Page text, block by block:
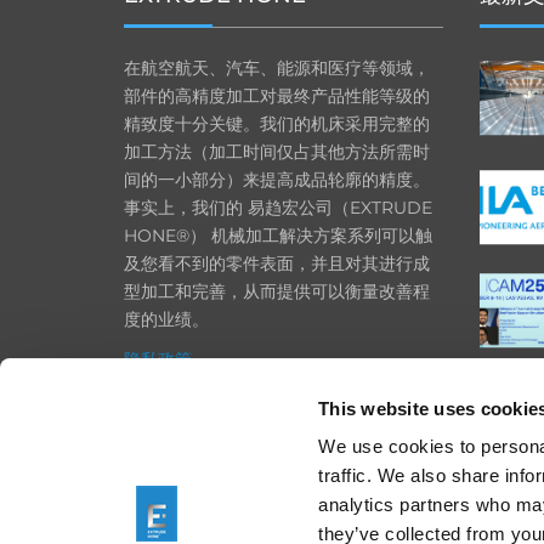
This website uses
We use cookies to
traffic. We also share
analytics partners who
they’ve collected from
在航空航天、汽车、能源和医疗等领域，
部件的高精度加工对最终产品性能等级的
精致度十分关键。我们的机床采用完整的
加工方法（加工时间仅占其他方法所需时
间的一小部分）来提高成品轮廓的精度。
事实上，我们的 易趋宏公司（EXTRUDE
HONE®） 机械加工解决方案系列可以触
及您看不到的零件表面，并且对其进行成
型加工和完善，从而提供可以衡量改善程
度的业绩。
隐私政策
一般条款和条件